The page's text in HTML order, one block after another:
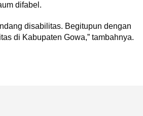
difabel.
disabilitas. Begitupun dengan
di Kabupaten Gowa,” tambahnya.